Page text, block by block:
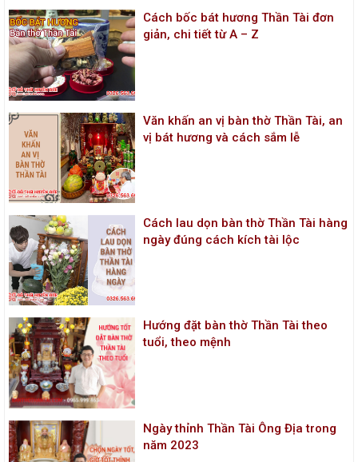
Cách bốc bát hương Thần Tài đơn
giản, chi tiết từ A – Z
Văn khấn an vị bàn thờ Thần Tài, an
vị bát hương và cách sắm lễ
Cách lau dọn bàn thờ Thần Tài hàng
ngày đúng cách kích tài lộc
Hướng đặt bàn thờ Thần Tài theo
tuổi, theo mệnh
Ngày thỉnh Thần Tài Ông Địa trong
năm 2023